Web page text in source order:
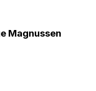
Magnussen